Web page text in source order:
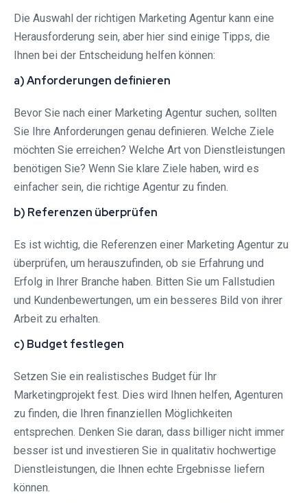
Die Auswahl der richtigen Marketing Agentur kann eine
Herausforderung sein, aber hier sind einige Tipps, die
Ihnen bei der Entscheidung helfen können:
a) Anforderungen definieren
Bevor Sie nach einer Marketing Agentur suchen, sollten
Sie Ihre Anforderungen genau definieren. Welche Ziele
möchten Sie erreichen? Welche Art von Dienstleistungen
benötigen Sie? Wenn Sie klare Ziele haben, wird es
einfacher sein, die richtige Agentur zu finden.
b) Referenzen überprüfen
Es ist wichtig, die Referenzen einer Marketing Agentur zu
überprüfen, um herauszufinden, ob sie Erfahrung und
Erfolg in Ihrer Branche haben. Bitten Sie um Fallstudien
und Kundenbewertungen, um ein besseres Bild von ihrer
Arbeit zu erhalten.
c) Budget festlegen
Setzen Sie ein realistisches Budget für Ihr
Marketingprojekt fest. Dies wird Ihnen helfen, Agenturen
zu finden, die Ihren finanziellen Möglichkeiten
entsprechen. Denken Sie daran, dass billiger nicht immer
besser ist und investieren Sie in qualitativ hochwertige
Dienstleistungen, die Ihnen echte Ergebnisse liefern
können.